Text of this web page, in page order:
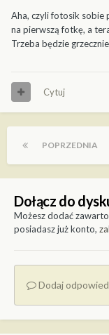
Aha, czyli fotosik sobie
na pierwszą fotkę, a
Trzeba będzie
Cytuj
POPRZEDNIA
Dołącz do
Możesz dodać
posiadasz już konto,
Dodaj